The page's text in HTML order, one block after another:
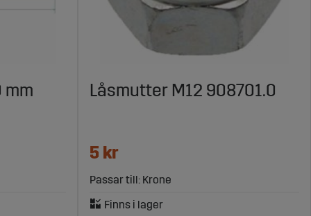
mm Låsmutter M12 908701.0
5 kr
Passar till: Krone